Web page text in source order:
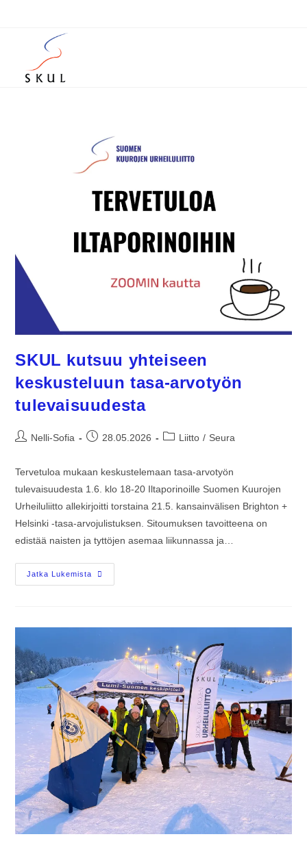
SKUL kutsuu yhteiseen
keskusteluun tasa-arvotyön
tulevaisuudesta
Nelli-Sofia 28.05.2026 Liitto / Seura
Tervetuloa mukaan keskustelemaan tasa-arvotyön
tulevaisuudesta 1.6. klo 18-20 Iltaporinoille Suomen Kuurojen
Urheiluliitto allekirjoitti torstaina 21.5. kansainvälisen Brighton +
Helsinki -tasa-arvojulistuksen. Sitoumuksen tavoitteena on
edistää naisten ja tyttöjen asemaa liikunnassa ja…
Jatka Lukemista